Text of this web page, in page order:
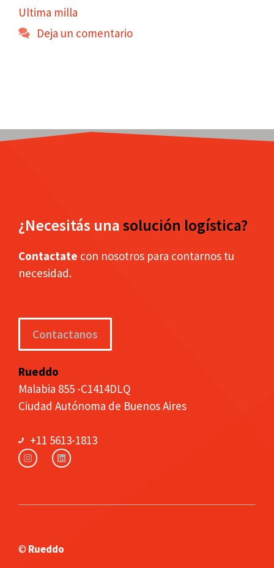
Ultima milla
Deja un comentario
¿Necesitás una solución logística?
Contactate con nosotros para contarnos tu
necesidad.
Contactanos
Rueddo
Malabia 855 -C1414DLQ
Ciudad Autónoma de Buenos Aires
+11 5613-1813
© Rueddo